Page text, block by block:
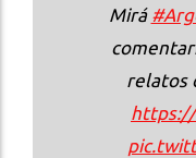
Mirá
relatos
https://